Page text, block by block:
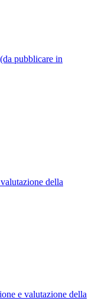
pubblicare in
della
e valutazione della